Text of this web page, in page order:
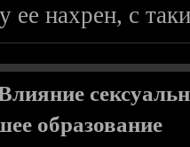
ее нахрен, с
образование